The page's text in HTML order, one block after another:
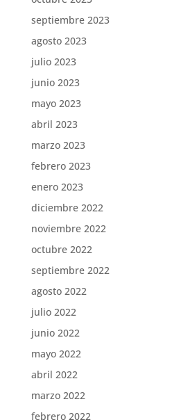
septiembre 2023
agosto 2023
julio 2023
junio 2023
mayo 2023
abril 2023
marzo 2023
febrero 2023
enero 2023
diciembre 2022
noviembre 2022
octubre 2022
septiembre 2022
agosto 2022
julio 2022
junio 2022
mayo 2022
abril 2022
marzo 2022
febrero 2022